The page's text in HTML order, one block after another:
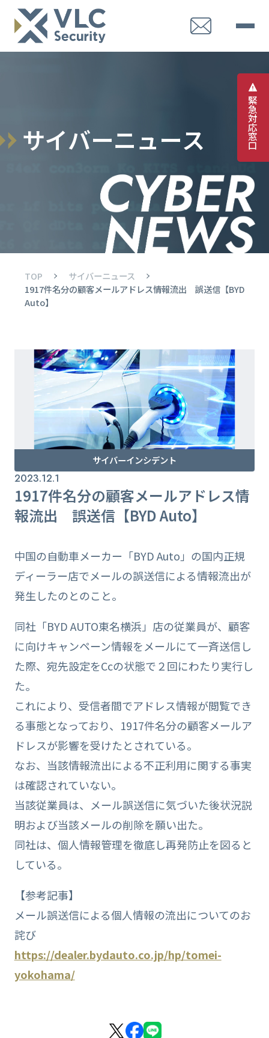
緊
急
対
応
窓
口
サイバーニュース
TOP
サイバーニュース
1917件名分の顧客メールアドレス情報流出 誤送信【BYD
Auto】
サイバーインシデント
2023.12.1
1917件名分の顧客メールアドレス情
報流出 誤送信【BYD Auto】
中国の自動車メーカー「BYD Auto」の国内正規
ディーラー店でメールの誤送信による情報流出が
発生したのとのこと。
同社「BYD AUTO東名横浜」店の従業員が、顧客
に向けキャンペーン情報をメールにて一斉送信し
た際、宛先設定をCcの状態で２回にわたり実行し
た。
これにより、受信者間でアドレス情報が閲覧でき
る事態となっており、1917件名分の顧客メールア
ドレスが影響を受けたとされている。
なお、当該情報流出による不正利用に関する事実
は確認されていない。
当該従業員は、メール誤送信に気づいた後状況説
明および当該メールの削除を願い出た。
同社は、個人情報管理を徹底し再発防止を図ると
している。
【参考記事】
メール誤送信による個人情報の流出についてのお
詫び
https://dealer.bydauto.co.jp/hp/tomei-
yokohama/